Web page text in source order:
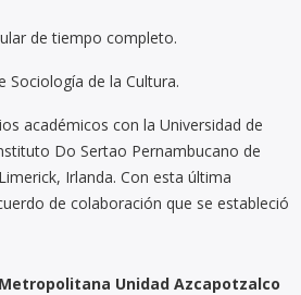
de tiempo completo.
Sociología de la Cultura.
académicos con la Universidad de
Do Sertao Pernambucano de
Irlanda. Con esta última
de colaboración que se estableció
Unidad Azcapotzalco